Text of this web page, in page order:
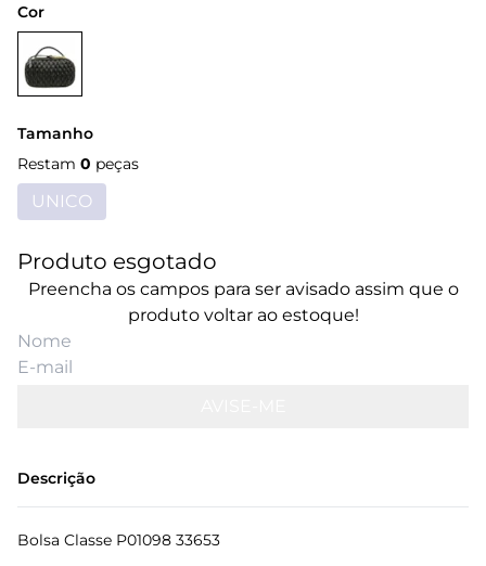
Cor
Tamanho
Restam 0 peças
UNICO
Produto esgotado
Preencha os campos para ser avisado assim que o
produto voltar ao estoque!
Descrição
Bolsa Classe P01098 33653